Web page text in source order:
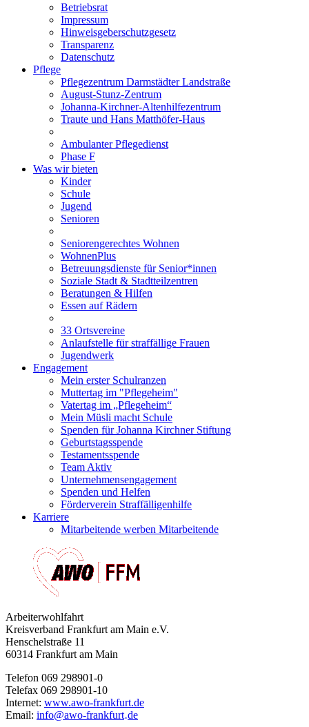
Betriebsrat
Impressum
Hinweisgeberschutzgesetz
Transparenz
Datenschutz
Pflege
Pflegezentrum Darmstädter Landstraße
August-Stunz-Zentrum
Johanna-Kirchner-Altenhilfezentrum
Traute und Hans Matthöfer-Haus
Ambulanter Pflegedienst
Phase F
Was wir bieten
Kinder
Schule
Jugend
Senioren
Seniorengerechtes Wohnen
WohnenPlus
Betreuungsdienste für Senior*innen
Soziale Stadt & Stadtteilzentren
Beratungen & Hilfen
Essen auf Rädern
33 Ortsvereine
Anlaufstelle für straffällige Frauen
Jugendwerk
Engagement
Mein erster Schulranzen
Muttertag im "Pflegeheim"
Vatertag im „Pflegeheim“
Mein Müsli macht Schule
Spenden für Johanna Kirchner Stiftung
Geburtstagsspende
Testamentsspende
Team Aktiv
Unternehmensengagement
Spenden und Helfen
Förderverein Straffälligenhilfe
Karriere
Mitarbeitende werben Mitarbeitende
Arbeiterwohlfahrt
Kreisverband Frankfurt am Main e.V.
Henschelstraße 11
60314 Frankfurt am Main
Telefon 069 298901-0
Telefax 069 298901-10
Internet: www.awo-frankfurt.de
Email: info@awo-frankfurt·de